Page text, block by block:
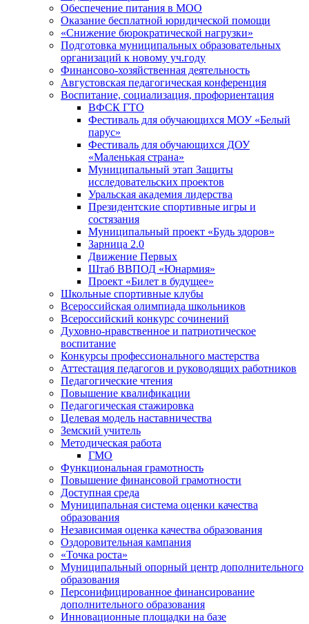
Обеспечение питания в МОО
Оказание бесплатной юридической помощи
«Снижение бюрократической нагрузки»
Подготовка муниципальных образовательных
организаций к новому уч.году
Финансово-хозяйственная деятельность
Августовская педагогическая конференция
Воспитание, социализация, профориентация
ВФСК ГТО
Фестиваль для обучающихся МОУ «Белый
парус»
Фестиваль для обучающихся ДОУ
«Маленькая страна»
Муниципальный этап Защиты
исследовательских проектов
Уральская академия лидерства
Президентские спортивные игры и
состязания
Муниципальный проект «Будь здоров»
Зарница 2.0
Движение Первых
Штаб ВВПОД «Юнармия»
Проект «Билет в будущее»
Школьные спортивные клубы
Всероссийская олимпиада школьников
Всероссийский конкурс сочинений
Духовно-нравственное и патриотическое
воспитание
Конкурсы профессионального мастерства
Аттестация педагогов и руководящих работников
Педагогические чтения
Повышение квалификации
Педагогическая стажировка
Целевая модель наставничества
Земский учитель
Методическая работа
ГМО
Функциональная грамотность
Повышение финансовой грамотности
Доступная среда
Муниципальная система оценки качества
образования
Независимая оценка качества образования
Оздоровительная кампания
«Точка роста»
Муниципальный опорный центр дополнительного
образования
Персонифицированное финансирование
дополнительного образования
Инновационные площадки на базе